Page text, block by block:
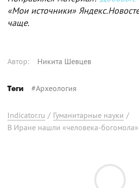
«Мои источники»
чаще.
Автор: Никита Шевцев
Теги #Археология
Indicator.ru / Гуманитарные науки /
В Иране нашли «человека-богомола»